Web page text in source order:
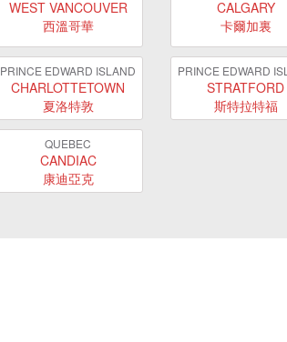
WEST VANCOUVER
西溫哥華
CALGARY
卡爾加裏
PRINCE EDWARD ISLAND
CHARLOTTETOWN
夏洛特敦
PRINCE EDWARD
STRATFORD
斯特拉特福
QUEBEC
CANDIAC
康迪亞克